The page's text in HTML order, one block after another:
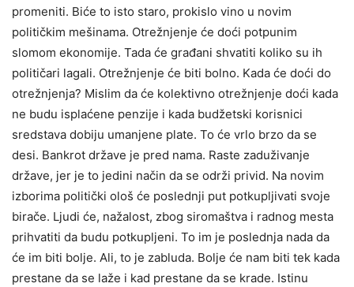
promeniti. Biće to isto staro, prokislo vino u novim
političkim mešinama. Otrežnjenje će doći potpunim
slomom ekonomije. Tada će građani shvatiti koliko su ih
političari lagali. Otrežnjenje će biti bolno. Kada će doći do
otrežnjenja? Mislim da će kolektivno otrežnjenje doći kada
ne budu isplaćene penzije i kada budžetski korisnici
sredstava dobiju umanjene plate. To će vrlo brzo da se
desi. Bankrot države je pred nama. Raste zaduživanje
države, jer je to jedini način da se održi privid. Na novim
izborima politički ološ će poslednji put potkupljivati svoje
birače. Ljudi će, nažalost, zbog siromaštva i radnog mesta
prihvatiti da budu potkupljeni. To im je poslednja nada da
će im biti bolje. Ali, to je zabluda. Bolje će nam biti tek kada
prestane da se laže i kad prestane da se krade. Istinu